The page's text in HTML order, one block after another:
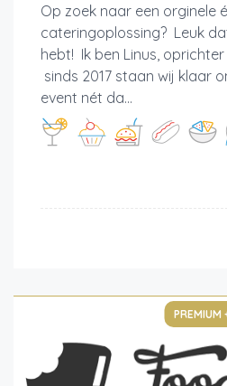
Op zoek naar een orginele
cateringoplossing? Leuk
hebt! Ik ben Linus,
sinds 2017 staan wij klaar
event nét da...
PREMIUM